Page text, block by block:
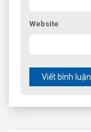
Website
Viết bình luận